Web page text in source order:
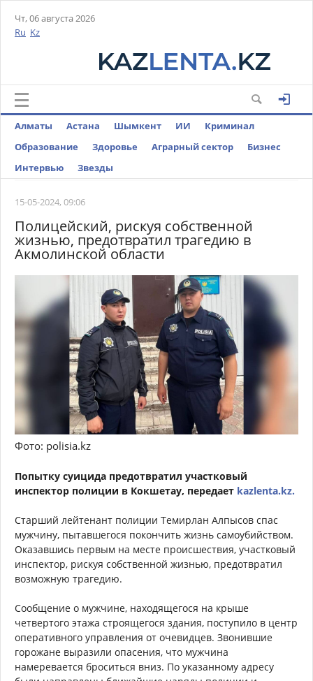
Чт, 06 августа 2026
Ru Kz
Алматы Астана Шымкент ИИ
Криминал
Образование
Здоровье Аграрный сектор
Бизнес
Интервью
Звезды
15-05-2024, 09:06
Полицейский, рискуя собственной
жизнью, предотвратил трагедию в
Акмолинской области
Фото: polisia.kz
Попытку суицида предотвратил участковый
инспектор полиции в Кокшетау, передает kazlenta.kz.
Старший лейтенант полиции Темирлан Алпысов спас
мужчину, пытавшегося покончить жизнь самоубийством.
Оказавшись первым на месте происшествия, участковый
инспектор, рискуя собственной жизнью, предотвратил
возможную трагедию.
Сообщение о мужчине, находящегося на крыше
четвертого этажа строящегося здания, поступило в центр
оперативного управления от очевидцев. Звонившие
горожане выразили опасения, что мужчина
намеревается броситься вниз. По указанному адресу